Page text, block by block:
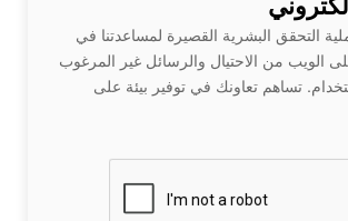
التحقق البشرية القصيرة لمساعدتنا في
الويب من الاحتيال والرسائل غير المرغوب
تساهم تعاونك في توفير بيئة على